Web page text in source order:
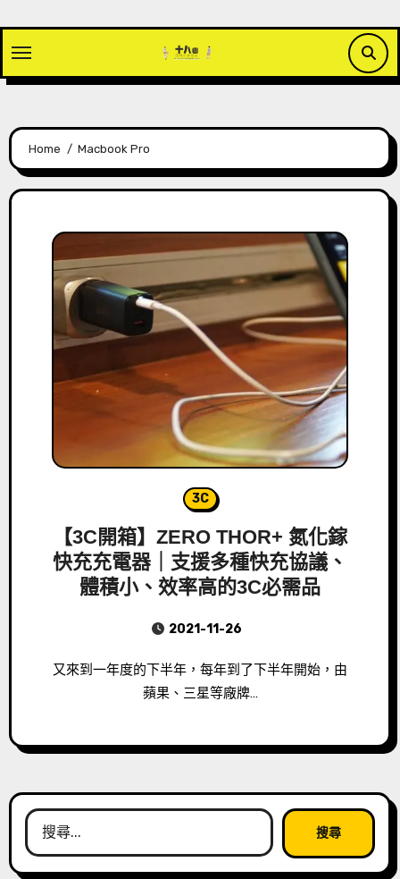
content
Home Macbook Pro
3C
【3C開箱】ZERO THOR+ 氮化鎵
快充充電器｜支援多種快充協議、
體積小、效率高的3C必需品
2021-11-26
又來到一年度的下半年，每年到了下半年開始，由
蘋果、三星等廠牌…
搜
尋
關